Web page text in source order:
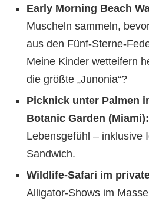
Early Morning Beach
Muscheln sammeln,
aus den Fünf-Sterne-
Meine Kinder wetteifern
die größte „Junonia“?
Picknick unter Palmen
Botanic Garden (Miami):
Lebensgefühl – inklusive
Sandwich.
Wildlife-Safari im
Alligator-Shows im